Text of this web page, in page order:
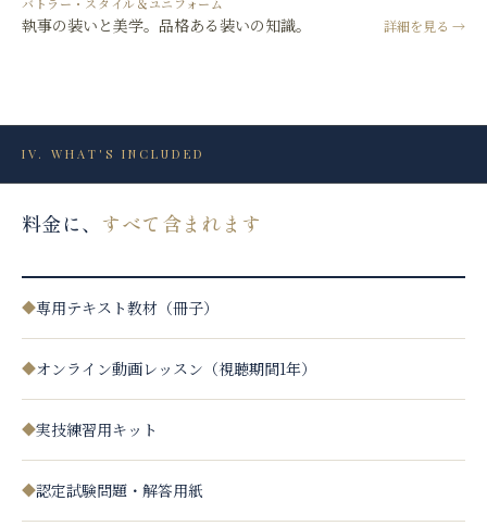
バトラー・スタイル＆ユニフォーム
執事の装いと美学。品格ある装いの知識。 詳細を見る →
IV.WHAT'S INCLUDED
料金に、 すべて含まれます
◆専用テキスト教材（冊子）
◆オンライン動画レッスン（視聴期間1年）
◆実技練習用キット
◆認定試験問題・解答用紙